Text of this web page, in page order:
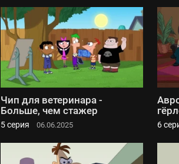
Чип для ветеринара -
Больше, чем стажер
5 серия 06.06.2025 6